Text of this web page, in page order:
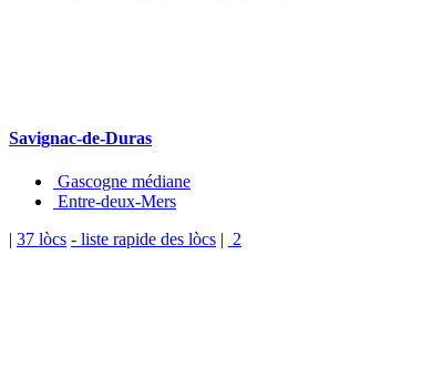
Savignac-de-Duras
Gascogne médiane
Entre-deux-Mers
| 37 lòcs - liste rapide des lòcs | 2